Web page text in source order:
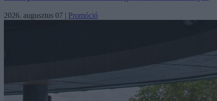
2026. augusztus 07 | Promóció